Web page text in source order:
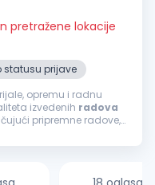
pretražene lokacije
statusu prijave
opremu i radnu
izvedenih radova
pripremne radove,